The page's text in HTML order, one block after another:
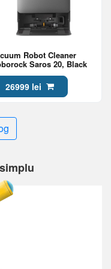
Robot Cleaner
Saros 20, Black
26999 lei